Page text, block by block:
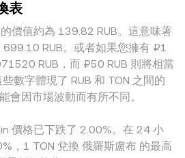
表
價值約為 139.82 RUB。這意味著
RUB。或者如果您擁有 ₽1
RUB，而 ₽50 RUB 則將相當
數字體現了 RUB 和 TON 之間的
會因市場波動而有所不同。
價格已下跌了 2.00%。在 24 小
，1 TON 兌換 俄羅斯盧布 的最高